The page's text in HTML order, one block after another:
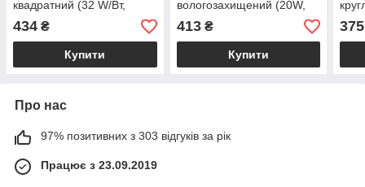
квадратний (32 W/Вт,
4200K, 3040 lm, IP20,
білий) CARLA-32/SQ
434 ₴
Купити
вологозахищений (20W,
6400К, 2000 lm, IP65, овал
чорний) AYDOS-20
413₴
Купити
375
Про нас
97% позитивних з 303 відгуків за рік
Працює з 23.09.2019